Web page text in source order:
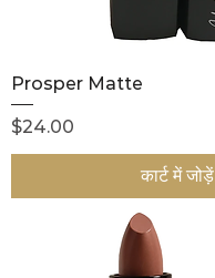
Prosper Matte
मूल्य
$24.00
कार्ट में जोड़ें